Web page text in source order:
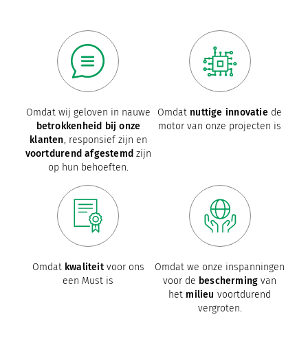
Omdat wij geloven in nauwe
betrokkenheid bij onze
klanten, responsief zijn en
voortdurend afgestemdzijn
op hun behoeften.
Omdat nuttige innovatiede
motor van onze projecten is
Omdat kwaliteitvoor ons
een Must is
Omdat we onze inspanningen
voor de bescherming van
het milieu voortdurend
vergroten.